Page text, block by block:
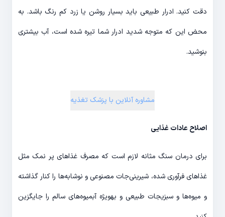
دقت کنید. ادرار طبیعی باید بسیار روشن یا زرد کم رنگ باشد. به
محض این که متوجه شدید ادرار شما تیره شده است، آب بیشتری
بنوشید.
مشاوره آنلاین با پزشک تغذیه
اصلاح عادات غذایی
برای درمان سنگ مثانه لازم است که مصرف غذاهای پر نمک مثل
غذاهای فرآوری شده، شیرینی‌جات مصنوعی و نوشابه‌ها را کنار گذاشته
و میوه‌ها و سبزیجات طبیعی و به‎ویژه آبمیوه‌های سالم را جایگزین